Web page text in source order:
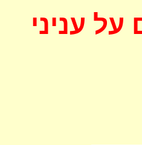
עניני